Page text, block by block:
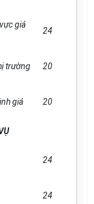
giá
24
trường 20
giá 20
24
24